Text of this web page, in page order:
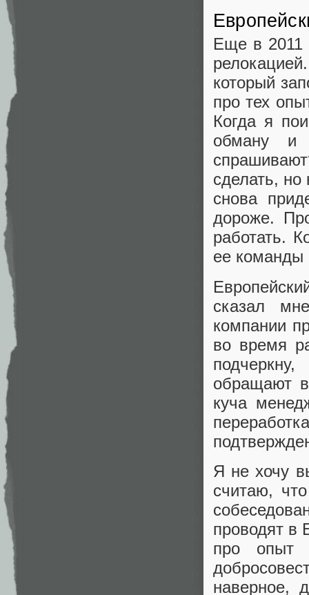
Еще в 2011
который
про тех
Когда я
обману и
сделать, но
снова
дороже.
работать.
ее команды
сказал
компании
во время
обращают
куча
Я не хочу
считаю,
проводят в
про опыт
наверное,